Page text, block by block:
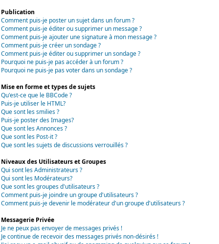
Publication
Comment puis-je poster un sujet dans un forum ?
Comment puis-je éditer ou supprimer un message ?
Comment puis-je ajouter une signature à mon message ?
Comment puis-je créer un sondage ?
Comment puis-je éditer ou supprimer un sondage ?
Pourquoi ne puis-je pas accéder à un forum ?
Pourquoi ne puis-je pas voter dans un sondage ?
Mise en forme et types de sujets
Qu'est-ce que le BBCode ?
Puis-je utiliser le HTML?
Que sont les smilies ?
Puis-je poster des Images?
Que sont les Annonces ?
Que sont les Post-it ?
Que sont les sujets de discussions verrouillés ?
Niveaux des Utilisateurs et Groupes
Qui sont les Administrateurs ?
Qui sont les Modérateurs?
Que sont les groupes d'utilisateurs ?
Comment puis-je joindre un groupe d'utilisateurs ?
Comment puis-je devenir le modérateur d'un groupe d'utilisateurs ?
Messagerie Privée
Je ne peux pas envoyer de messages privés !
Je continue de recevoir des messages privés non-désirés !